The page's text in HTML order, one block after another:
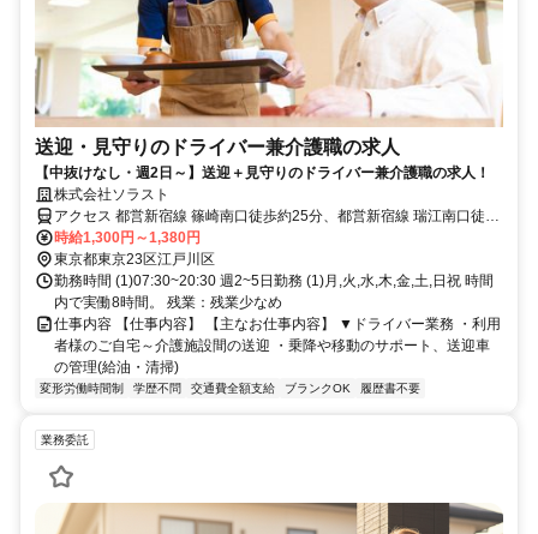
送迎・見守りのドライバー兼介護職の求人
【中抜けなし・週2日～】送迎＋見守りのドライバー兼介護職の求人！
株式会社ソラスト
アクセス 都営新宿線 篠崎南口徒歩約25分、都営新宿線 瑞江南口徒歩
約27分、東京メトロ東西線/ＪＲ中央本線 妙典東口徒歩約32分
時給1,300円～1,380円
東京都東京23区江戸川区
勤務時間 (1)07:30~20:30 週2~5日勤務 (1)月,火,水,木,金,土,日祝 時間
内で実働8時間。 残業：残業少なめ
仕事内容 【仕事内容】 【主なお仕事内容】 ▼ドライバー業務 ・利用
者様のご自宅～介護施設間の送迎 ・乗降や移動のサポート、送迎車
の管理(給油・清掃)
変形労働時間制 学歴不問 交通費全額支給 ブランクOK 履歴書不要
業務委託